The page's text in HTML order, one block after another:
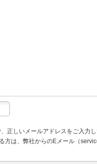
正しいメールアドレスをご入力
方は、弊社からのEメール（